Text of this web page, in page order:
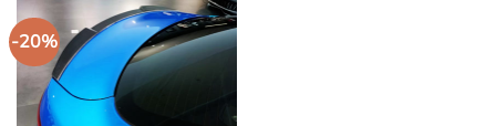
-20%